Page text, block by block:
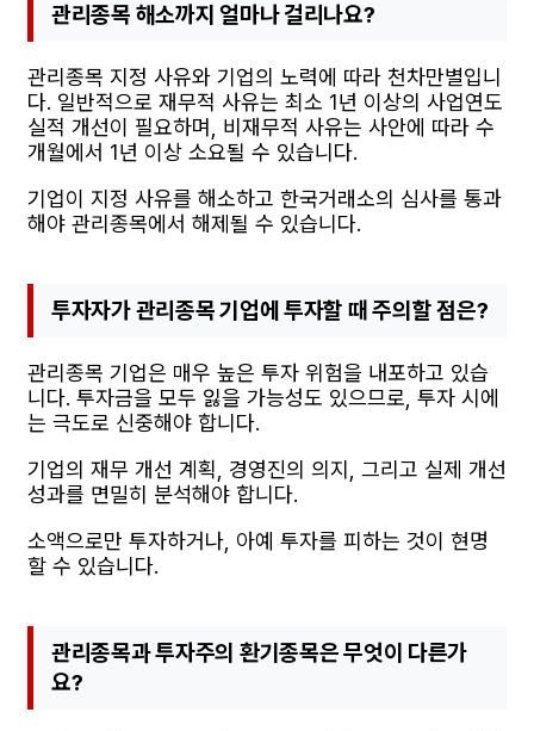
관리종목 해소까지 얼마나 걸리나요?
관리종목 지정 사유와 기업의 노력에 따라 천차만별입니
다. 일반적으로 재무적 사유는 최소 1년 이상의 사업연도
실적 개선이 필요하며, 비재무적 사유는 사안에 따라 수
개월에서 1년 이상 소요될 수 있습니다.
기업이 지정 사유를 해소하고 한국거래소의 심사를 통과
해야 관리종목에서 해제될 수 있습니다.
투자자가 관리종목 기업에 투자할 때 주의할 점은?
관리종목 기업은 매우 높은 투자 위험을 내포하고 있습
니다. 투자금을 모두 잃을 가능성도 있으므로, 투자 시에
는 극도로 신중해야 합니다.
기업의 재무 개선 계획, 경영진의 의지, 그리고 실제 개선
성과를 면밀히 분석해야 합니다.
소액으로만 투자하거나, 아예 투자를 피하는 것이 현명
할 수 있습니다.
관리종목과 투자주의 환기종목은 무엇이 다른가
요?